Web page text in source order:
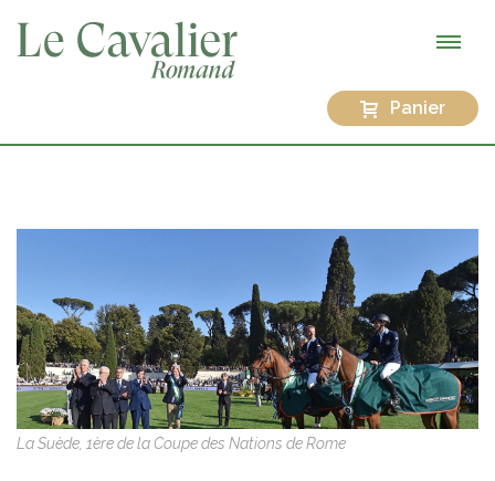
Panier
La Suède, 1ère de la Coupe des Nations de Rome